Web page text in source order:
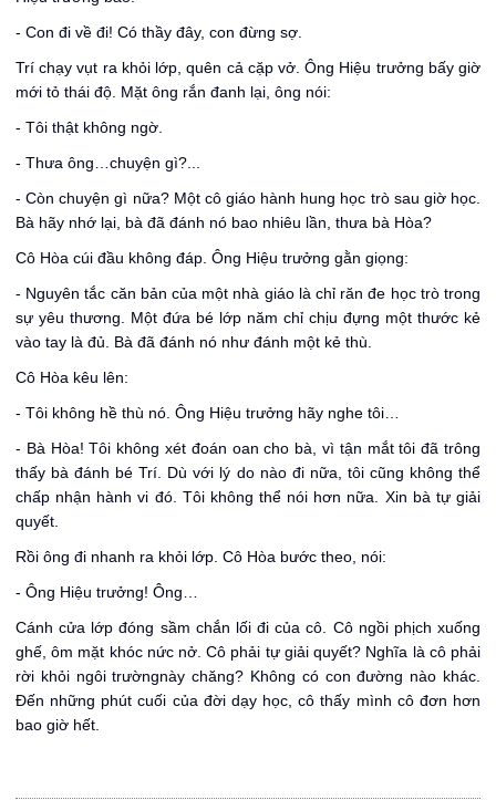
- Con đi về đi! Có thầy đây, con đừng sợ.
Trí chạy vụt ra khỏi lớp, quên cả cặp vở. Ông Hiệu trưởng bấy giờ
mới tỏ thái độ. Mặt ông rắn đanh lại, ông nói:
- Tôi thật không ngờ.
- Thưa ông…chuyện gì?...
- Còn chuyện gì nữa? Một cô giáo hành hung học trò sau giờ học.
Bà hãy nhớ lại, bà đã đánh nó bao nhiêu lần, thưa bà Hòa?
Cô Hòa cúi đầu không đáp. Ông Hiệu trưởng gằn giọng:
- Nguyên tắc căn bản của một nhà giáo là chỉ răn đe học trò trong
sự yêu thương. Một đứa bé lớp năm chỉ chịu đựng một thước kẻ
vào tay là đủ. Bà đã đánh nó như đánh một kẻ thù.
Cô Hòa kêu lên:
- Tôi không hề thù nó. Ông Hiệu trưởng hãy nghe tôi…
- Bà Hòa! Tôi không xét đoán oan cho bà, vì tận mắt tôi đã trông
thấy bà đánh bé Trí. Dù với lý do nào đi nữa, tôi cũng không thể
chấp nhận hành vi đó. Tôi không thể nói hơn nữa. Xin bà tự giải
quyết.
Rồi ông đi nhanh ra khỏi lớp. Cô Hòa bước theo, nói:
- Ông Hiệu trưởng! Ông…
Cánh cửa lớp đóng sầm chắn lối đi của cô. Cô ngồi phịch xuống
ghế, ôm mặt khóc nức nở. Cô phải tự giải quyết? Nghĩa là cô phải
rời khỏi ngôi trườngnày chăng? Không có con đường nào khác.
Đến những phút cuối của đời dạy học, cô thấy mình cô đơn hơn
bao giờ hết.